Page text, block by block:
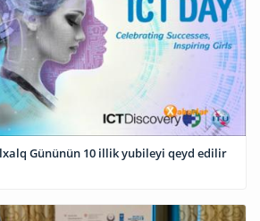
Gününün 10 illik yubileyi qeyd edilir